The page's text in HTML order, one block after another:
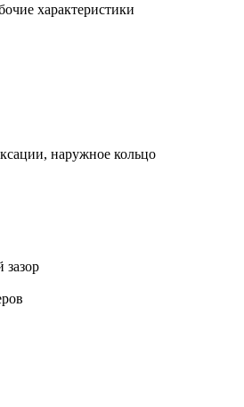
характеристики
наружное кольцо
зазор